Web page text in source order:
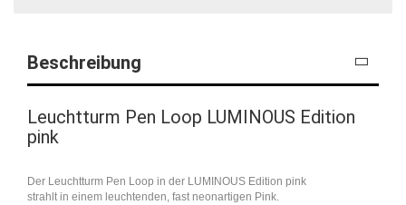
Beschreibung
Leuchtturm Pen Loop LUMINOUS Edition
pink
Der Leuchtturm Pen Loop in der LUMINOUS Edition pink
strahlt in einem leuchtenden, fast neonartigen Pink.